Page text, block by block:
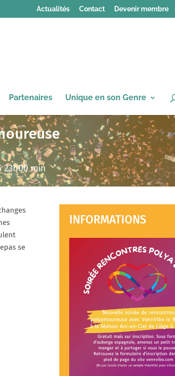
Actualités Contact Devenir membre
Partenaires Unique en son Genre
23h00 min
se
INFORMATIONS